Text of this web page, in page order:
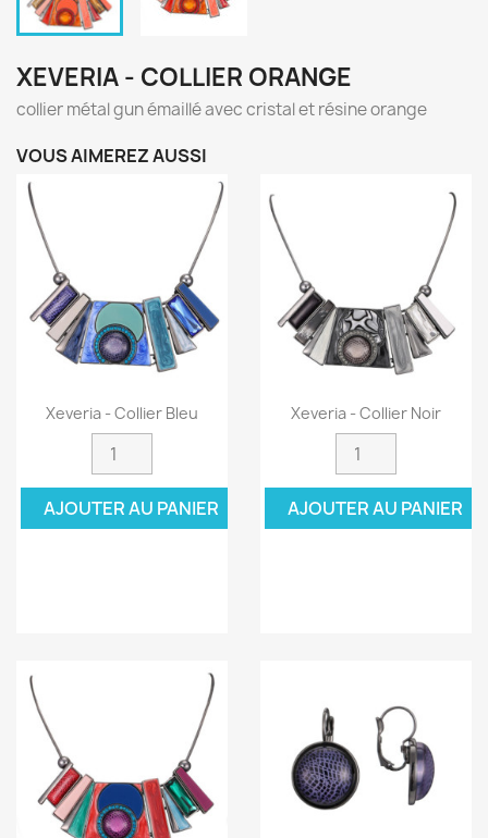
XEVERIA - COLLIER ORANGE
collier métal gun émaillé avec cristal et résine orange
VOUS AIMEREZ AUSSI
Xeveria - Collier Bleu
AJOUTER AU PANIER
Xeveria - Collier Noir
AJOUTER AU PANIER